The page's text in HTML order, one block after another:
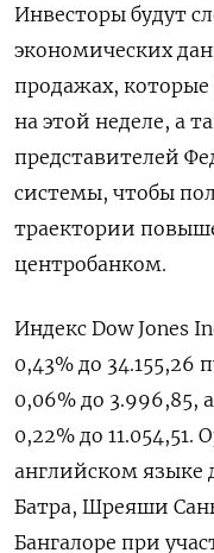
Инвесторы будут
экономических
продажах, которые
на этой неделе, а
представителей
системы, чтобы
траектории
центробанком.
Индекс Dow Jones
0,43% до 34.155,26
0,06% до 3.996,85,
0,22% до
английском языке
Батра, Шреяши
Бангалоре при